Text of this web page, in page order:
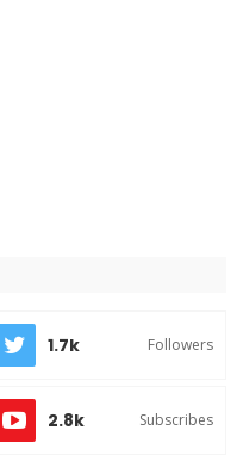
1.7k Followers
2.8k Subscribes